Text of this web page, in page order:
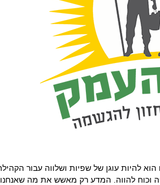
להיות עוגן של שפיות ושלווה עבור
וכוח להווה. המדע רק מאשש את מה שאנחנו